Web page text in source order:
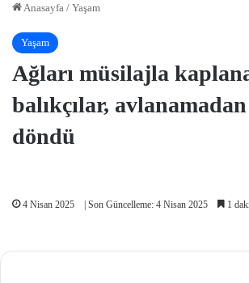
Anasayfa / Yaşam
Yaşam
Ağları müsilajla
balıkçılar,
döndü
4 Nisan 2025 | Son Güncelleme: 4 Nisan 2025 1